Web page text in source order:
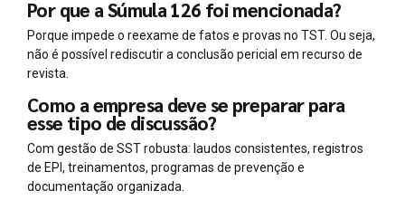
Por que a Súmula 126 foi mencionada?
Porque impede o reexame de fatos e provas no TST. Ou seja,
não é possível rediscutir a conclusão pericial em recurso de
revista.
Como a empresa deve se preparar para
esse tipo de discussão?
Com gestão de SST robusta: laudos consistentes, registros
de EPI, treinamentos, programas de prevenção e
documentação organizada.